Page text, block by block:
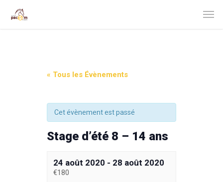
« Tous les Évènements
Cet évènement est passé
Stage d’été 8 – 14 ans
24 août 2020 - 28 août 2020
€180